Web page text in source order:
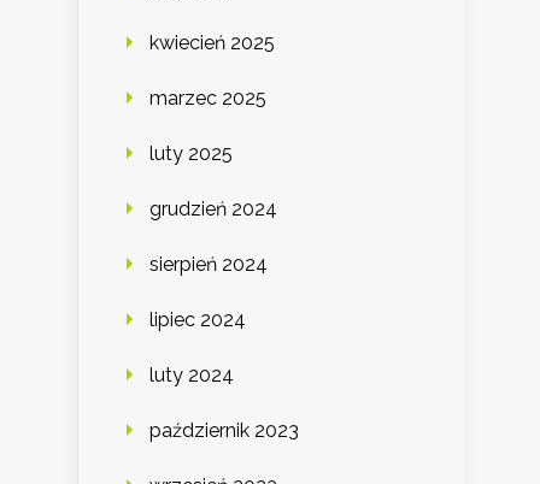
kwiecień 2025
marzec 2025
luty 2025
grudzień 2024
sierpień 2024
lipiec 2024
luty 2024
październik 2023